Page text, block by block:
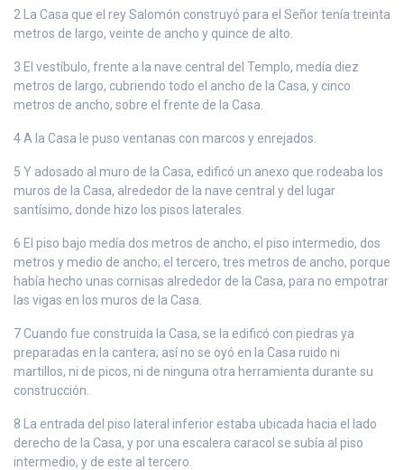
2 La Casa que el rey Salomón construyó para el Señor tenía treinta
metros de largo, veinte de ancho y quince de alto.
3 El vestíbulo, frente a la nave central del Templo, medía diez
metros de largo, cubriendo todo el ancho de la Casa, y cinco
metros de ancho, sobre el frente de la Casa.
4 A la Casa le puso ventanas con marcos y enrejados.
5 Y adosado al muro de la Casa, edificó un anexo que rodeaba los
muros de la Casa, alrededor de la nave central y del lugar
santísimo, donde hizo los pisos laterales.
6 El piso bajo medía dos metros de ancho; el piso intermedio, dos
metros y medio de ancho; el tercero, tres metros de ancho, porque
había hecho unas cornisas alrededor de la Casa, para no empotrar
las vigas en los muros de la Casa.
7 Cuando fue construida la Casa, se la edificó con piedras ya
preparadas en la cantera; así no se oyó en la Casa ruido ni
martillos, ni de picos, ni de ninguna otra herramienta durante su
construcción.
8 La entrada del piso lateral inferior estaba ubicada hacia el lado
derecho de la Casa, y por una escalera caracol se subía al piso
intermedio, y de este al tercero.